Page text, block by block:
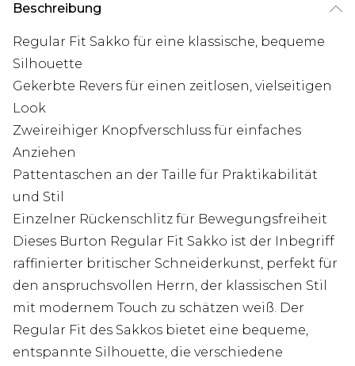
Beschreibung
Regular Fit Sakko für eine klassische, bequeme
Silhouette
Gekerbte Revers für einen zeitlosen, vielseitigen
Look
Zweireihiger Knopfverschluss für einfaches
Anziehen
Pattentaschen an der Taille für Praktikabilität
und Stil
Einzelner Rückenschlitz für Bewegungsfreiheit
Dieses Burton Regular Fit Sakko ist der Inbegriff
raffinierter britischer Schneiderkunst, perfekt für
den anspruchsvollen Herrn, der klassischen Stil
mit modernem Touch zu schätzen weiß. Der
Regular Fit des Sakkos bietet eine bequeme,
entspannte Silhouette, die verschiedene